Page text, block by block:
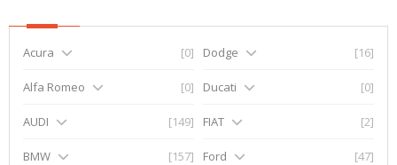
Acura [0]
Alfa Romeo [0]
AUDI [149]
BMW [157]
Dodge [16]
Ducati [0]
FIAT [2]
Ford [47]